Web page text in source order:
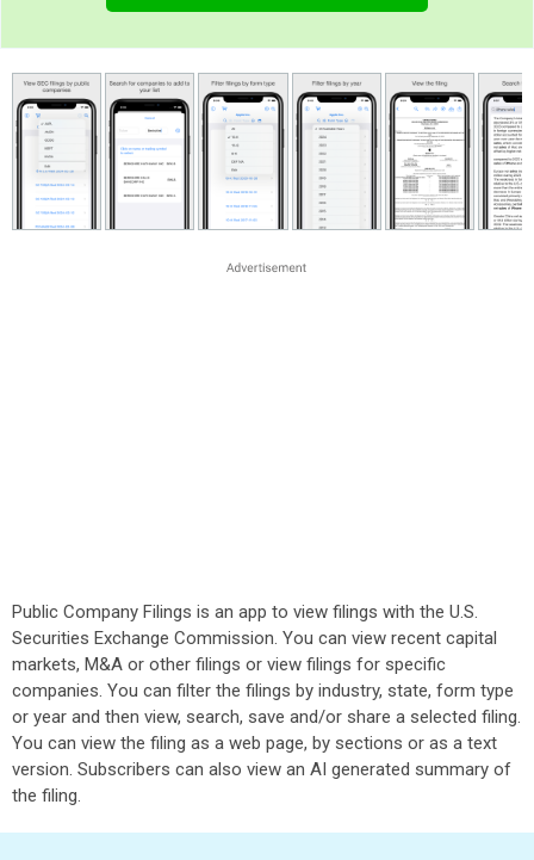
Public Company Filings is an app to view filings with the U.S.
Securities Exchange Commission. You can view recent capital
markets, M&A or other filings or view filings for specific
companies. You can filter the filings by industry, state, form type
or year and then view, search, save and/or share a selected filing.
You can view the filing as a web page, by sections or as a text
version. Subscribers can also view an AI generated summary of
the filing.